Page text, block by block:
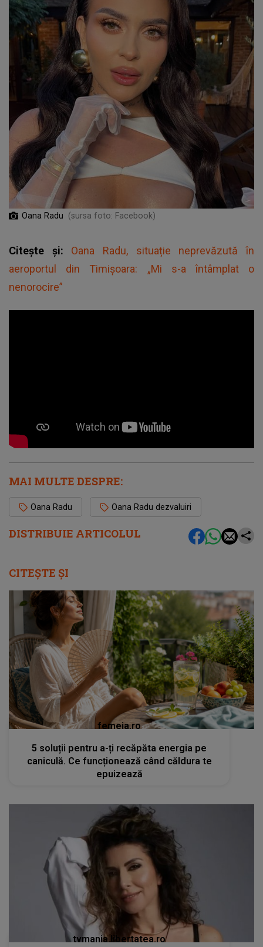
DISTRIBUIE ARTICOLUL
Oana Radu (sursa foto: Facebook)
Citește și: Oana Radu, situație neprevăzută în
aeroportul din Timișoara: „Mi s-a întâmplat o
nenorocire”
MAI MULTE DESPRE:
Oana Radu Oana Radu dezvaluiri
CITEȘTE ȘI
femeia.ro
5 soluții pentru a-ți recăpăta energia pe
caniculă. Ce funcționează când căldura te
epuizează
tvmania.libertatea.ro